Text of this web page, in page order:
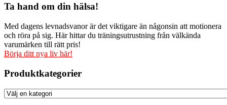
Ta hand om din hälsa!
Med dagens levnadsvanor är det viktigare än någonsin att motionera
och röra på sig. Här hittar du träningsutrustning från välkända
varumärken till rätt pris!
Börja ditt nya liv här!
Produktkategorier